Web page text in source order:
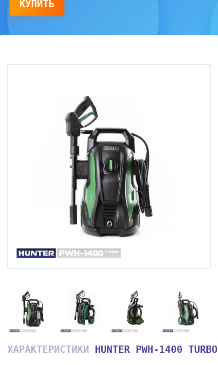
КУПИТЬ
ХАРАКТЕРИСТИКИ HUNTER PWH-1400 TURBO